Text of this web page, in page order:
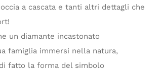
a cascata e tanti altri dettagli che
un diamante incastonato
famiglia immersi nella natura,
fatto la forma del simbolo